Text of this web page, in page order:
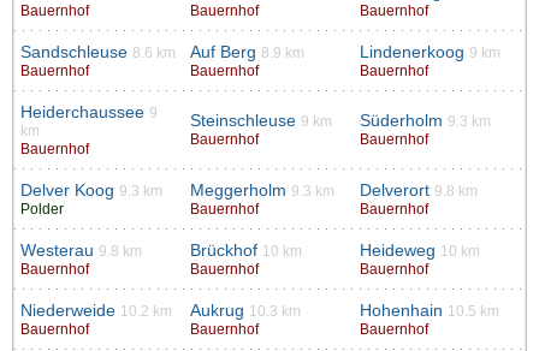
Bauernhof
Bauernhof
Bauernhof
Sandschleuse 8.6 km
Bauernhof
Auf Berg 8.9 km
Bauernhof
Lindenerkoog 9 km
Bauernhof
Heiderchaussee 9
km
Bauernhof
Steinschleuse 9 km
Bauernhof
Süderholm 9.3 km
Bauernhof
Delver Koog 9.3 km
Polder
Meggerholm 9.3 km
Bauernhof
Delverort 9.8 km
Bauernhof
Westerau 9.8 km
Bauernhof
Brückhof 10 km
Bauernhof
Heideweg 10 km
Bauernhof
Niederweide 10.2 km
Bauernhof
Aukrug 10.3 km
Bauernhof
Hohenhain 10.5 km
Bauernhof